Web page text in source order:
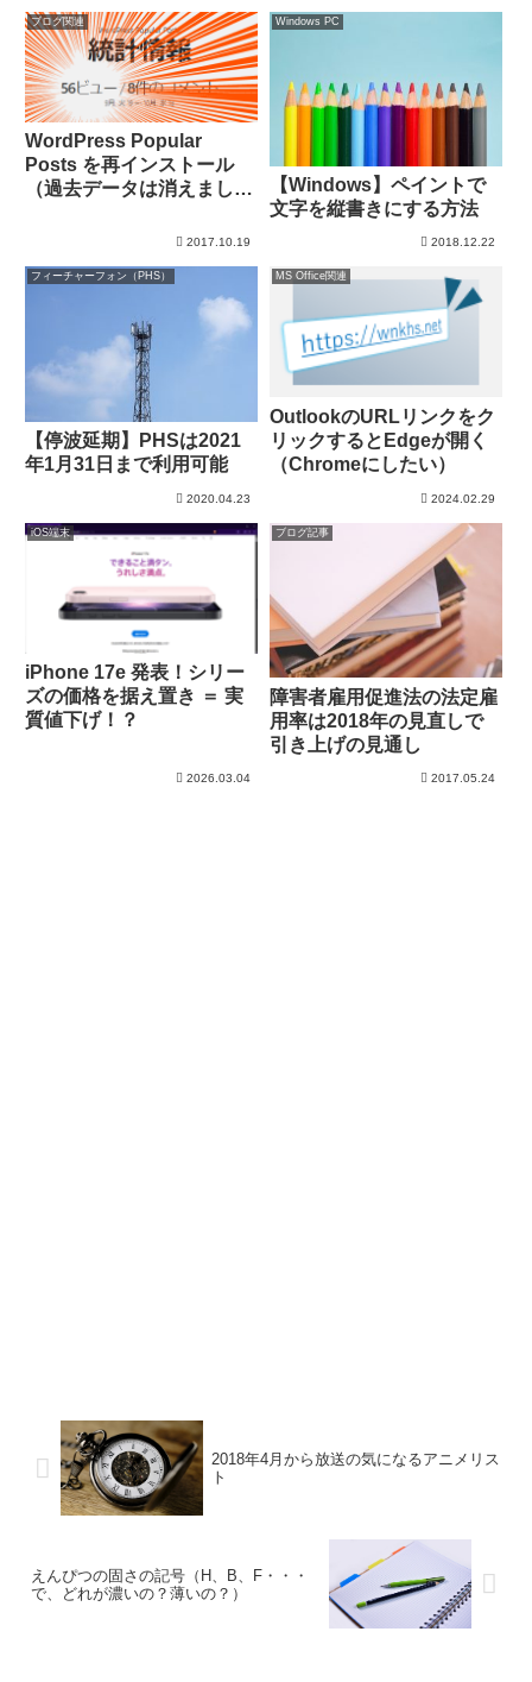
ブログ関連
WordPress Popular
Posts を再インストール
（過去データは消えまし
2017.10.19
Windows PC
【Windows】ペイントで
文字を縦書きにする方法
2018.12.22
フィーチャーフォン（PHS）
【停波延期】PHSは2021
年1月31日まで利用可能
2020.04.23
MS Office関連
OutlookのURLリンクをク
リックするとEdgeが開く
（Chromeにしたい）
2024.02.29
iOS端末
iPhone 17e 発表！シリー
ズの価格を据え置き ＝ 実
質値下げ！？
2026.03.04
ブログ記事
障害者雇用促進法の法定雇
用率は2018年の見直しで
引き上げの見通し
2017.05.24
2018年4月から放送の気になるアニメリス
ト
えんぴつの固さの記号（H、B、F・・・
で、どれが濃いの？薄いの？）